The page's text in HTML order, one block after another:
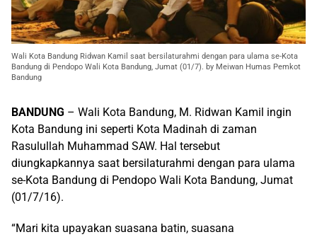
Wali Kota Bandung Ridwan Kamil saat bersilaturahmi dengan para ulama se-Kota
Bandung di Pendopo Wali Kota Bandung, Jumat (01/7). by Meiwan Humas Pemkot
Bandung
BANDUNG – Wali Kota Bandung, M. Ridwan Kamil ingin
Kota Bandung ini seperti Kota Madinah di zaman
Rasulullah Muhammad SAW. Hal tersebut
diungkapkannya saat bersilaturahmi dengan para ulama
se-Kota Bandung di Pendopo Wali Kota Bandung, Jumat
(01/7/16).
“Mari kita upayakan suasana batin, suasana